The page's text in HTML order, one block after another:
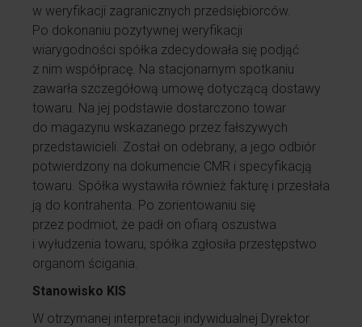
w weryfikacji zagranicznych przedsiębiorców.
Po dokonaniu pozytywnej weryfikacji
wiarygodności spółka zdecydowała się podjąć
z nim współpracę. Na stacjonarnym spotkaniu
zawarła szczegółową umowę dotyczącą dostawy
towaru. Na jej podstawie dostarczono towar
do magazynu wskazanego przez fałszywych
przedstawicieli. Został on odebrany, a jego odbiór
potwierdzony na dokumencie CMR i specyfikacją
towaru. Spółka wystawiła również fakturę i przesłała
ją do kontrahenta. Po zorientowaniu się
przez podmiot, że padł on ofiarą oszustwa
i wyłudzenia towaru, spółka zgłosiła przestępstwo
organom ścigania.
Stanowisko KIS
W otrzymanej interpretacji indywidualnej Dyrektor